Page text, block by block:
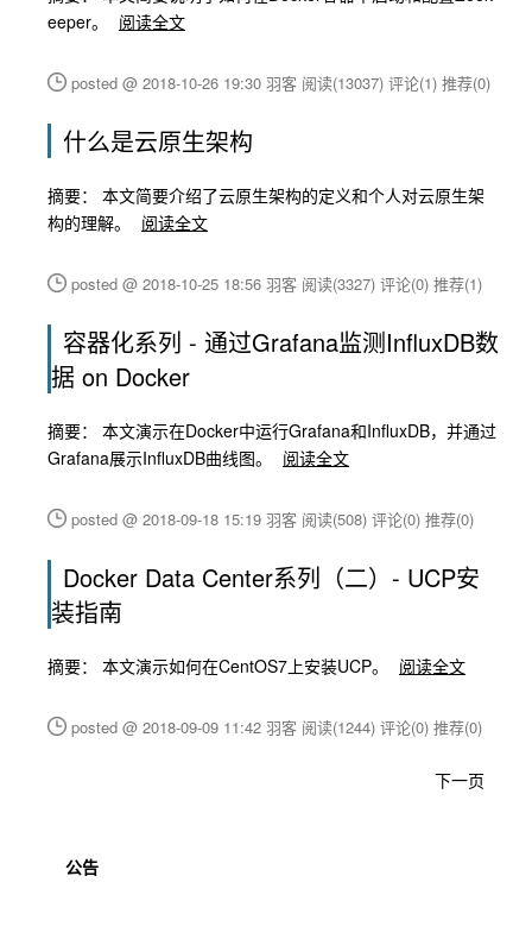
eeper。
阅读全文
posted @ 2018-10-26 19:30 羽客 阅读(13037) 评论(1) 推荐(0)
什么是云原生架构
摘要： 本文简要介绍了云原生架构的定义和个人对云原生架
构的理解。
阅读全文
posted @ 2018-10-25 18:56 羽客 阅读(3327) 评论(0) 推荐(1)
容器化系列 - 通过Grafana监测InfluxDB数
据 on Docker
摘要： 本文演示在Docker中运行Grafana和InfluxDB，并通过
Grafana展示InfluxDB曲线图。
阅读全文
posted @ 2018-09-18 15:19 羽客 阅读(508) 评论(0) 推荐(0)
Docker Data Center系列（二）- UCP安
装指南
摘要： 本文演示如何在CentOS7上安装UCP。 阅读全文
posted @ 2018-09-09 11:42 羽客 阅读(1244) 评论(0) 推荐(0)
下一页
公告